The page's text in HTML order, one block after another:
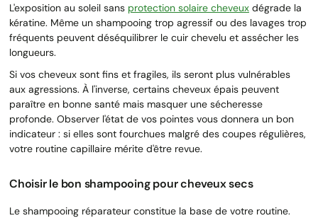
L'exposition au soleil sans protection solaire cheveux dégrade la
kératine. Même un shampooing trop agressif ou des lavages trop
fréquents peuvent déséquilibrer le cuir chevelu et assécher les
longueurs.
Si vos cheveux sont fins et fragiles, ils seront plus vulnérables
aux agressions. À l'inverse, certains cheveux épais peuvent
paraître en bonne santé mais masquer une sécheresse
profonde. Observer l'état de vos pointes vous donnera un bon
indicateur : si elles sont fourchues malgré des coupes régulières,
votre routine capillaire mérite d'être revue.
Choisir le bon shampooing pour cheveux secs
Le shampooing réparateur constitue la base de votre routine.